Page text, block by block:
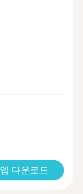
앱 다운로드